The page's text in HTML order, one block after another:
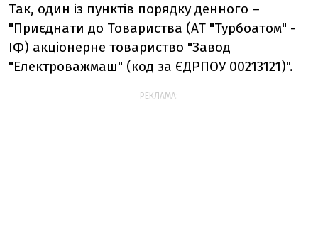
Так, один із пунктів порядку денного –
"Приєднати до Товариства (АТ "Турбоатом" -
ІФ) акціонерне товариство "Завод
"Електроважмаш" (код за ЄДРПОУ 00213121)".
РЕКЛАМА: